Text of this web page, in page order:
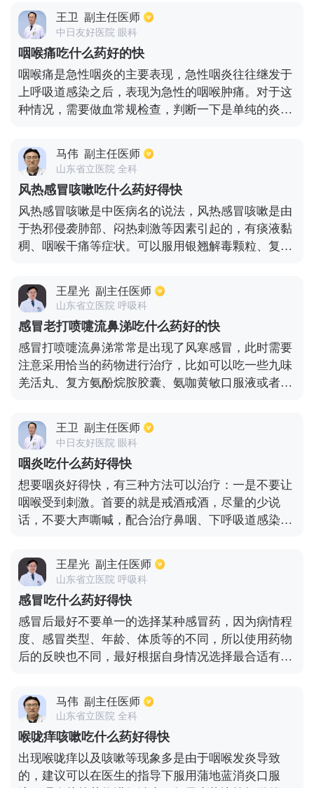
物，多吃一些水果蔬菜，山药，大枣，多喝一点水，
饮食尽量清淡一点，对缓解症状会有一定的帮助。室
内的空气一定要流通，保持空气新鲜。不仅感冒会导
致胸闷咳嗽，支气管炎，病毒性心肌炎以及肺炎都会
出现这种情况，要先去医院找明原因。
王卫 副主任医师
中日友好医院 眼科
咽喉痛吃什么药好的快
咽喉痛是急性咽炎的主要表现，急性咽炎往往继发于
上呼吸道感染之后，表现为急性的咽喉肿痛。对于这
种情况，需要做血常规检查，判断一下是单纯的炎
症，一般建议可以适当应用口服的抗生素。如果是血
象不高，首选的药物是中药，比如蓝芩口服液，比如
蒲地蓝口服液，这些清热解毒的中成药来治疗。当
然，还可以结合物理治疗，比如雾化吸入，比如微
波、理疗，比如穴位贴敷治疗。只要通过合理的治
疗，一般急性咽喉肿痛都可以很好的来控制症状。
马伟 副主任医师
山东省立医院 全科
风热感冒咳嗽吃什么药好得快
风热感冒咳嗽是中医病名的说法，风热感冒咳嗽是由
于热邪侵袭肺部、闷热刺激等因素引起的，有痰液黏
稠、咽喉干痛等症状。可以服用银翘解毒颗粒、复方
类的药物，如川贝枇杷糖浆、麻杏止咳糖浆等。也可
以使用中药方剂如桑菊饮，包含有桑叶、菊花、薄
荷、连翘、前胡、牛蒡子、杏仁、桔梗、贝母、琵琶
叶等这些清热化痰、疏风止咳的药物进行对症处理。
还可以加用黄芩、知母、玄参、天花粉等中药进行对
症处理。平时也可以多吃麦冬地黄茶、银耳百合粥、
蜂蜜柚子水、冰糖雪梨膏，来帮助止咳润肺治疗。风
环境要保持清洁、通风、凉爽，避免过度闷热的环
境，避免过度油腻、辛辣的食物。
王星光 副主任医师
山东省立医院 呼吸科
感冒老打喷嚏流鼻涕吃什么药好的快
感冒打喷嚏流鼻涕常常是出现了风寒感冒，此时需要
注意采用恰当的药物进行治疗，比如可以吃一些九味
羌活丸、复方氨酚烷胺胶囊、氨咖黄敏口服液或者是
化，吃药的同时还需要做好保暖措施，远离刺激性气
味，避免冷空气刺激，或者是使用生理盐水清洗鼻
腔，也可以使用麻黄碱滴鼻液做局部治疗。
王卫 副主任医师
中日友好医院 眼科
咽炎吃什么药好得快
想要咽炎好得快，有三种方法可以治疗：一是不要让
咽喉受到刺激。首要的就是戒酒戒酒，尽量的少说
话，不要大声嘶喊，配合治疗鼻咽、下呼吸道感染，
部带来刺激。二是适当的使用雾化吸入法。可以将青
霉素、庆大霉素、链霉素、地塞米松抗炎消肿的药
物，一起注射到雾化器内，患者可以通过含雾化器，
将雾化的药物吸入咽喉部。三是使用中药治疗，例如
铁笛丸和黄氏响声丸等。在平时大家一定要预防和治
疗急性喉炎，因为急性咽炎很有可能会演变成慢性咽
炎。
王星光 副主任医师
山东省立医院 呼吸科
感冒吃什么药好得快
感冒后最好不要单一的选择某种感冒药，因为病情程
度、感冒类型、年龄、体质等的不同，所以使用药物
后的反映也不同，最好根据自身情况选择最合适有效
是因为感冒有自愈性，所以普通感冒后即使不吃药，
到一定时间也是能自我治愈的。病情较轻时多加强保
暖，多休息即可，注意及时补充身体水份。病情较重
时可选择对症服药治疗，一般早期可以使用抗感冒药
或是抗组胺药进行治疗，能帮助缓解不适症状。在感
冒后最好不要盲目服用药物，以免给身体带来损害。
马伟 副主任医师
山东省立医院 全科
喉咙痒咳嗽吃什么药好得快
出现喉咙痒以及咳嗽等现象多是由于咽喉发炎导致
的，建议可以在医生的指导下服用蒲地蓝消炎口服